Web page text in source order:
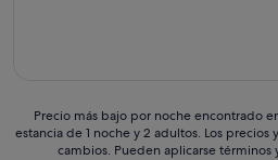
Precio
más
Precio más bajo por noche encontrado
estancia de 1 noche y 2 adultos. Los
cambios. Pueden aplicarse términos